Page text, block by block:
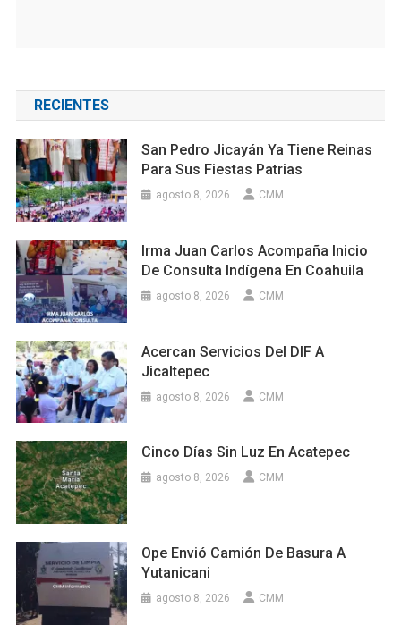
RECIENTES
San Pedro Jicayán Ya Tiene Reinas
Para Sus Fiestas Patrias
agosto 8, 2026 CMM
Irma Juan Carlos Acompaña Inicio
De Consulta Indígena En Coahuila
agosto 8, 2026 CMM
Acercan Servicios Del DIF A
Jicaltepec
agosto 8, 2026 CMM
Cinco Días Sin Luz En Acatepec
agosto 8, 2026 CMM
Ope Envió Camión De Basura A
Yutanicani
agosto 8, 2026 CMM